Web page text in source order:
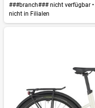
###branch### nicht verfügbar •
nicht in Filialen